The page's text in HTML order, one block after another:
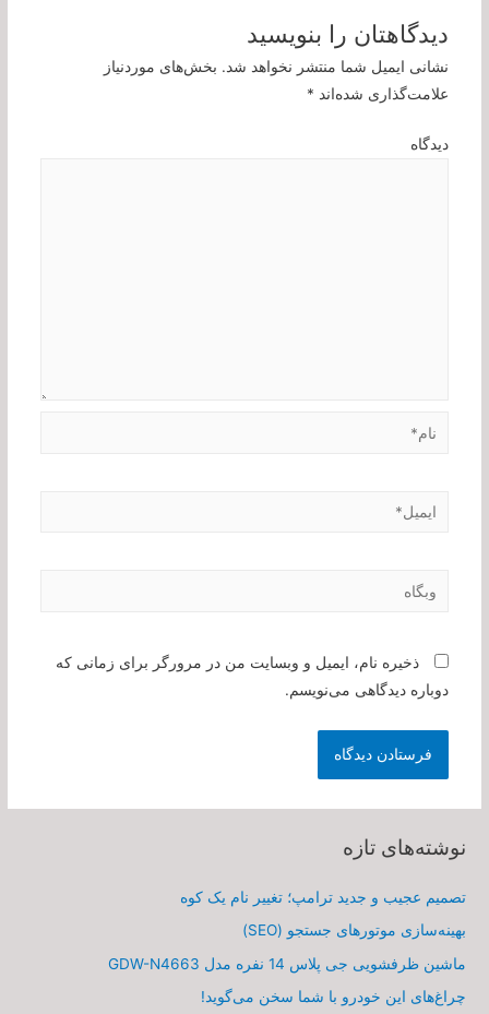
دیدگاهتان را بنویسید
نشانی ایمیل شما منتشر نخواهد شد. بخش‌های موردنیاز
علامت‌گذاری شده‌اند *
دیدگاه
نام*
ایمیل*
وبگاه
ذخیره نام، ایمیل و وبسایت من در مرورگر برای زمانی که
دوباره دیدگاهی می‌نویسم.
نوشته‌های تازه
تصمیم عجیب و جدید ترامپ؛ تغییر نام یک کوه
بهینه‌سازی موتورهای جستجو (SEO)
ماشین ظرفشویی جی پلاس 14 نفره مدل GDW-N4663
چراغ‌های این خودرو با شما سخن می‌گوید!